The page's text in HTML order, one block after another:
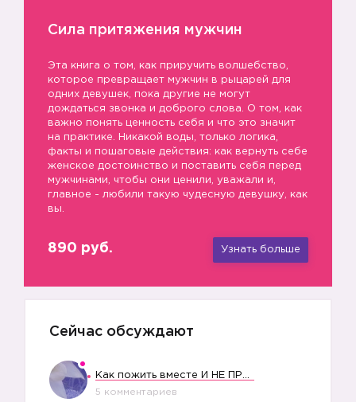
Сила притяжения мужчин
Эта книга о том, как приручить волшебство,
которое превращает мужчин в рыцарей для
одних девушек, пока другие не могут
дождаться звонка и доброго слова. О том, как
важно понять ценность себя и что это значит
на практике. Никакой воды, только логика,
факты и пошаговые действия: как вернуть себе
женское достоинство и поставить себя перед
мужчинами, чтобы они ценили, уважали и,
главное - любили такую чудесную девушку, как
вы.
890 руб. Узнать больше
Сейчас обсуждают
5 комментариев